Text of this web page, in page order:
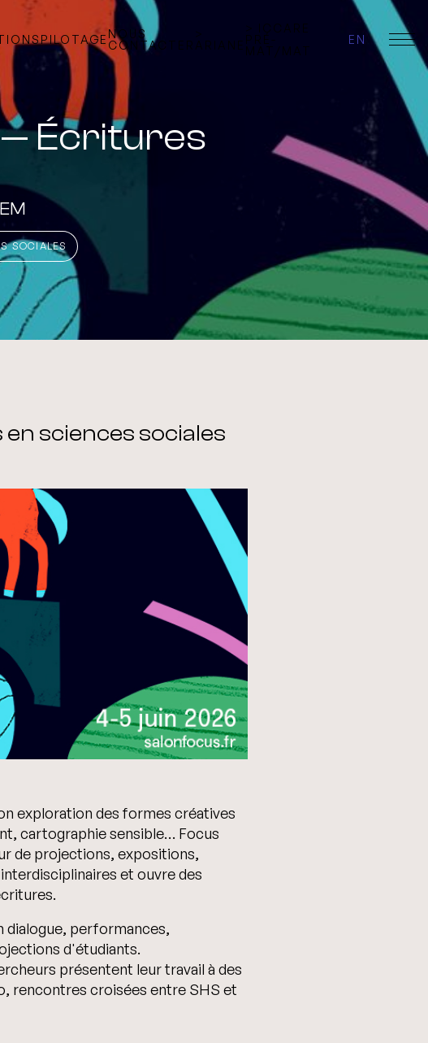
PILOTAGE NOUS
CONTACTER ARIANE
> ICCARE
PRÉ-
MAT/MAT
EN
— Écritures
SOCIALES
sciences sociales
exploration des formes créatives
cartographie sensible… Focus
de projections, expositions,
et ouvre des
dialogue, performances,
d'étudiants.
présentent leur travail à des
rencontres croisées entre SHS et